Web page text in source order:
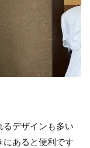
るデザインも多い
あると便利です